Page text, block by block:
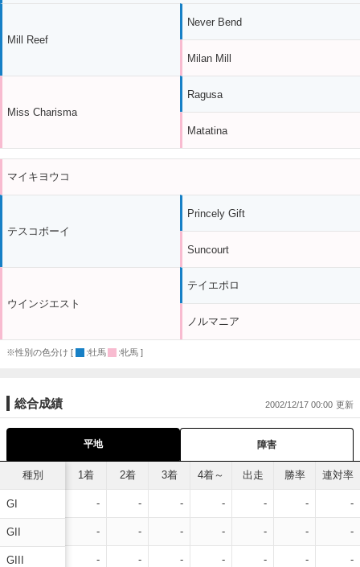
Mill Reef
Miss Charisma
Never Bend
Milan Mill
Ragusa
Matatina
マイキヨウコ
テスコボーイ
ウインジエスト
Princely Gift
Suncourt
テイエポロ
ノルマニア
※性別の色分け [ :牡馬 :牝馬 ]
総合成績 2002/12/17 00:00
平地 障害
種別
GI
GII
GIII
1着 2着 3着 4着～ 出走 勝率 連対率
- - - - - - -
- - - - - - -
- - - - - - -